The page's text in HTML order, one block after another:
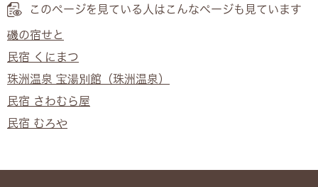
このページを見ている人は こんなページも見ています
磯の宿せと
民宿 くにまつ
珠洲温泉 宝湯別館（珠洲温泉）
民宿 さわむら屋
民宿 むろや